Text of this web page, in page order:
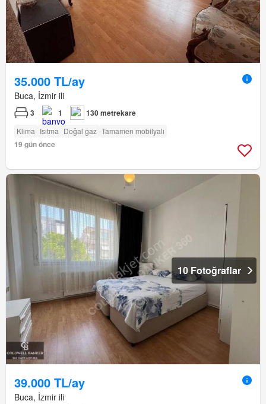
35.000 TL/ay
Buca, İzmir ili
3 1 130 metrekare
Klima Isıtma Doğal gaz Tamamen mobilyalı
19 gün önce
10 Fotoğraflar
39.000 TL/ay
Buca, İzmir ili